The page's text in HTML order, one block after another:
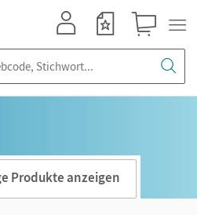
Produkte anzeigen